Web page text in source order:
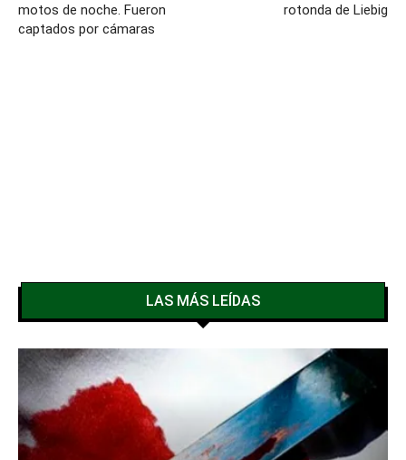
motos de noche. Fueron
captados por cámaras
rotonda de Liebig
LAS MÁS LEÍDAS